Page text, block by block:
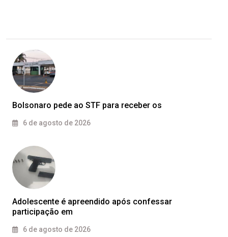
Bolsonaro pede ao STF para receber os
6 de agosto de 2026
Adolescente é apreendido após confessar
participação em
6 de agosto de 2026